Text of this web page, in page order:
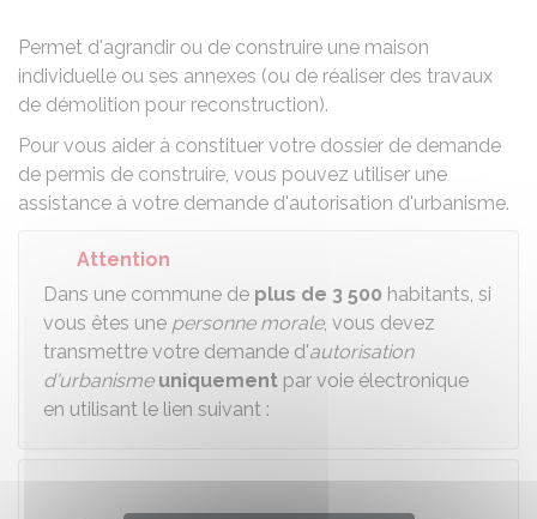
Permet d'agrandir ou de construire une maison
individuelle ou ses annexes (ou de réaliser des travaux
de démolition pour reconstruction).
Pour vous aider à constituer votre dossier de demande
de permis de construire, vous pouvez utiliser une
assistance à votre demande d'autorisation d'urbanisme.
Attention
Dans une commune de plus de 3 500 habitants, si
vous êtes une personne morale, vous devez
transmettre votre demande d'autorisation
d'urbanisme uniquement par voie électronique
en utilisant le lien suivant :